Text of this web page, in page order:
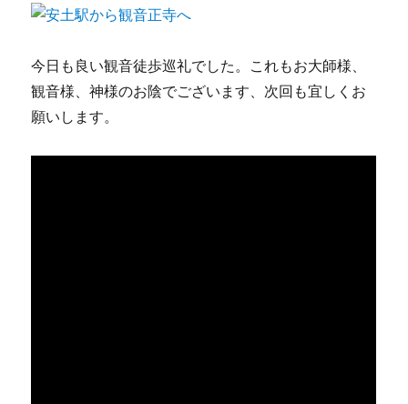
今日も良い観音徒歩巡礼でした。これもお大師様、
観音様、神様のお陰でございます、次回も宜しくお
願いします。